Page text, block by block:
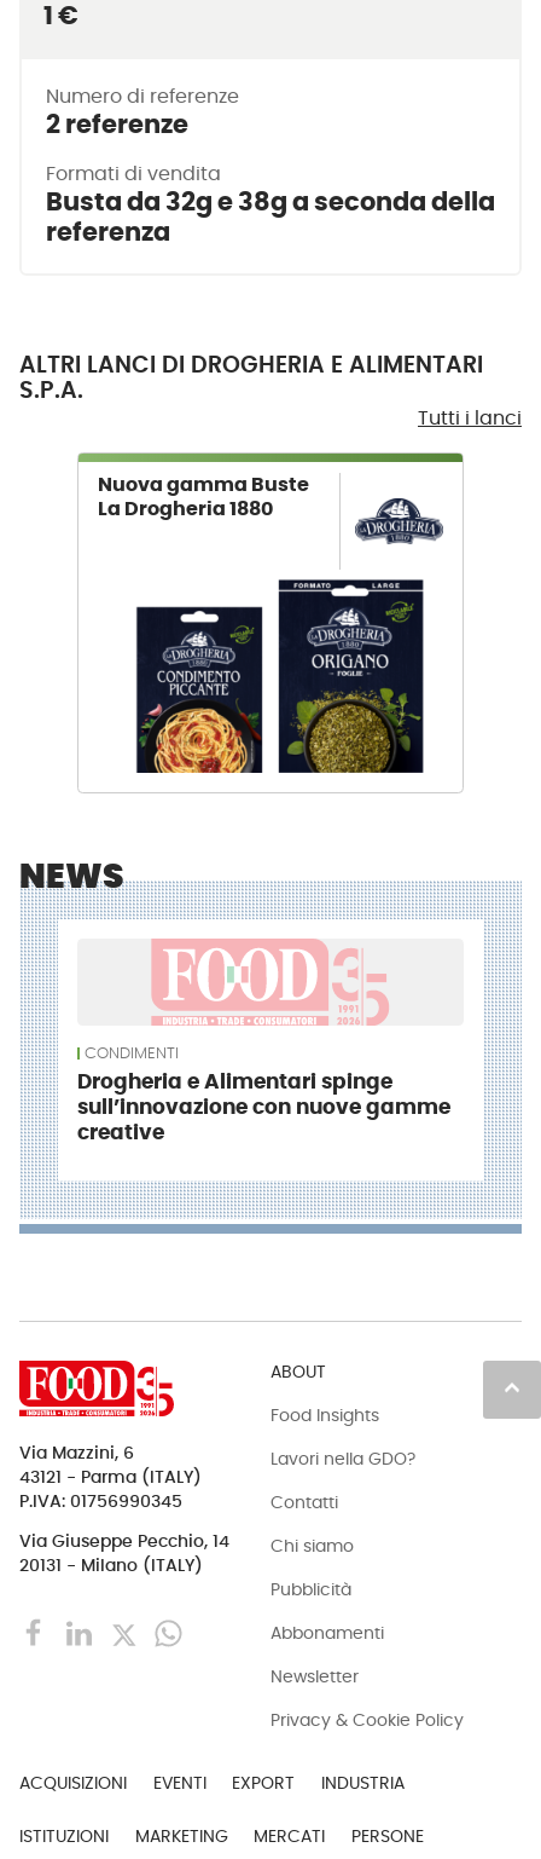
1 €
Numero di referenze
2 referenze
Formati di vendita
Busta da 32g e 38g a seconda della
referenza
ALTRI LANCI DI DROGHERIA E ALIMENTARI
S.P.A.
Tutti i lanci
Nuova gamma Buste
La Drogheria 1880
NEWS
CONDIMENTI
Drogheria e Alimentari spinge
sull’innovazione con nuove gamme
creative
keyboard_arrow_up
Via Mazzini, 6
43121 - Parma (ITALY)
P.IVA: 01756990345
Via Giuseppe Pecchio, 14
20131 - Milano (ITALY)
ABOUT
Food Insights
Lavori nella GDO?
Contatti
Chi siamo
Pubblicità
Abbonamenti
Newsletter
Privacy & Cookie Policy
ACQUISIZIONI EVENTI EXPORT INDUSTRIA
ISTITUZIONI MARKETING MERCATI PERSONE